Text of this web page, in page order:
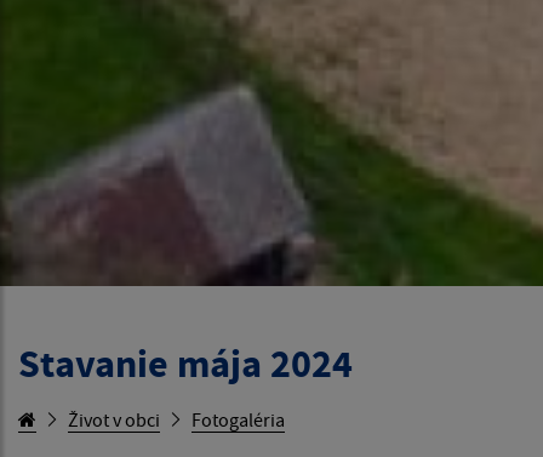
Stavanie mája 2024
Život v obci Fotogaléria